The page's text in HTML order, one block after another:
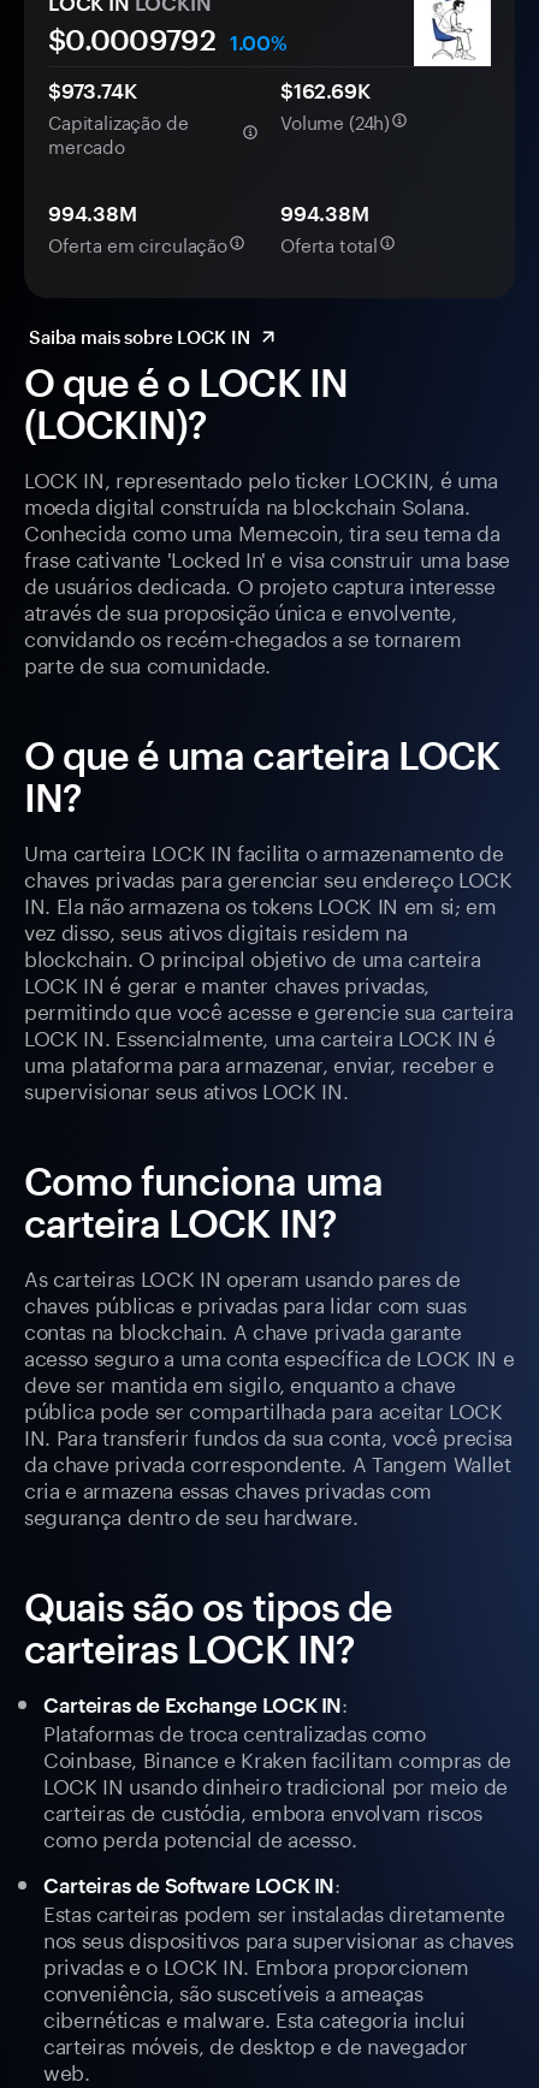
O que é o LOCK IN
(LOCKIN)?
LOCK IN, representado pelo ticker LOCKIN, é uma
moeda digital construída na blockchain Solana.
Conhecida como uma Memecoin, tira seu tema da
frase cativante 'Locked In' e visa construir uma base
de usuários dedicada. O projeto captura interesse
através de sua proposição única e envolvente,
convidando os recém-chegados a se tornarem
parte de sua comunidade.
O que é uma carteira LOCK
IN?
Uma carteira LOCK IN facilita o armazenamento de
chaves privadas para gerenciar seu endereço LOCK
IN. Ela não armazena os tokens LOCK IN em si; em
vez disso, seus ativos digitais residem na
blockchain. O principal objetivo de uma carteira
LOCK IN é gerar e manter chaves privadas,
permitindo que você acesse e gerencie sua carteira
LOCK IN. Essencialmente, uma carteira LOCK IN é
uma plataforma para armazenar, enviar, receber e
supervisionar seus ativos LOCK IN.
Como funciona uma
carteira LOCK IN?
As carteiras LOCK IN operam usando pares de
chaves públicas e privadas para lidar com suas
contas na blockchain. A chave privada garante
acesso seguro a uma conta específica de LOCK IN e
deve ser mantida em sigilo, enquanto a chave
pública pode ser compartilhada para aceitar LOCK
IN. Para transferir fundos da sua conta, você precisa
da chave privada correspondente. A Tangem Wallet
cria e armazena essas chaves privadas com
segurança dentro de seu hardware.
Quais são os tipos de
carteiras LOCK IN?
Carteiras de Exchange LOCK IN:
Plataformas de troca centralizadas como
Coinbase, Binance e Kraken facilitam compras de
LOCK IN usando dinheiro tradicional por meio de
carteiras de custódia, embora envolvam riscos
como perda potencial de acesso.
Carteiras de Software LOCK IN:
Estas carteiras podem ser instaladas diretamente
nos seus dispositivos para supervisionar as chaves
privadas e o LOCK IN. Embora proporcionem
conveniência, são suscetíveis a ameaças
cibernéticas e malware. Esta categoria inclui
carteiras móveis, de desktop e de navegador
web.
$0.0009792
1.00%
$973.74K
Capitalização de
mercado
$162.69K
Volume (24h)
994.38M
Oferta em circulação
994.38M
Oferta total
Saiba mais sobre LOCK IN